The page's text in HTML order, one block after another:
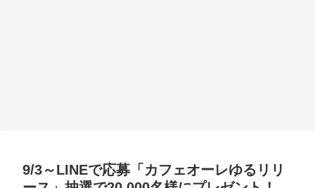
9/3～LINEで応募「カフェオーレゆるリリ